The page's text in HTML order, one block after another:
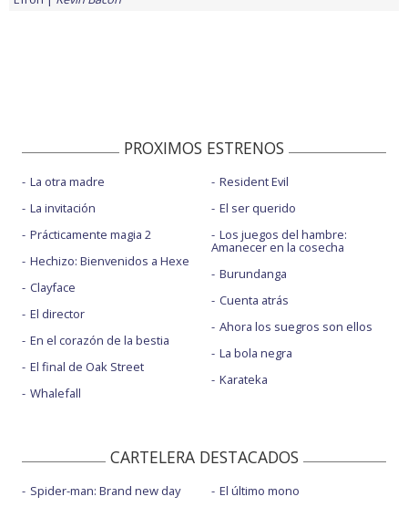
PROXIMOS ESTRENOS
La otra madre
La invitación
Prácticamente magia 2
Hechizo: Bienvenidos a Hexe
Clayface
El director
En el corazón de la bestia
El final de Oak Street
Whalefall
Resident Evil
El ser querido
Los juegos del hambre:
Amanecer en la cosecha
Burundanga
Cuenta atrás
Ahora los suegros son ellos
La bola negra
Karateka
CARTELERA DESTACADOS
Spider-man: Brand new day
El último mono